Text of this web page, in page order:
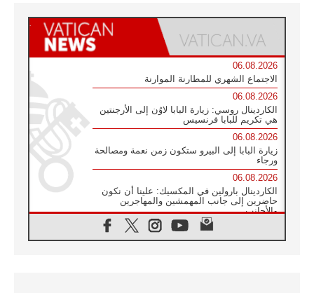
06.08.2026
الاجتماع الشهري للمطارنة الموارنة
06.08.2026
الكاردينال روسي: زيارة البابا لاوُن إلى الأرجنتين
هي تكريم للبابا فرنسيس
06.08.2026
زيارة البابا إلى البيرو ستكون زمن نعمة ومصالحة
ورجاء
06.08.2026
الكاردينال بارولين في المكسيك: علينا أن نكون
حاضرين إلى جانب المهمشين والمهاجرين
والأجانب
البابا لاوُن الرابع عشر للشباب في أسيزي: